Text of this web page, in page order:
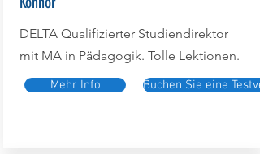
DELTA Qualifizierter Studiendirektor
mit MA in Pädagogik. Tolle Lektionen.
Mehr Info Buchen Sie eine